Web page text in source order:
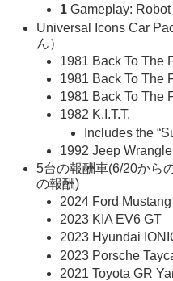
1 Gameplay: Robot
Universal Icons Car
ん）
1981 Back To The
1981 Back To The
1981 Back To The
1982 K.I.T.T.
Includes the
1992 Jeep
5台の報酬車(6/20から
の報酬)
2024 Ford
2023 KIA EV6 GT
2023 Hyundai
2023 Porsche
2021 Toyota GR